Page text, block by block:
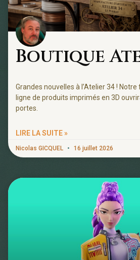
Boutique
Grandes nouvelles à l’Atelier 34 !
ligne de produits imprimés en 3D
portes.
LIRE LA SUITE »
Nicolas GICQUEL 16 juillet 2026